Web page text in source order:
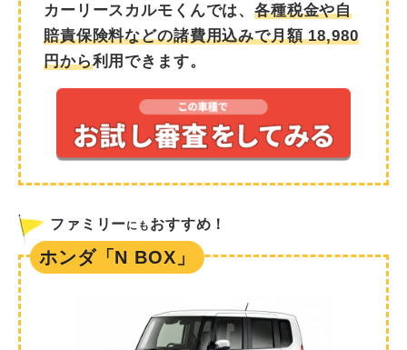
カーリースカルモくんでは、各種税金や自
賠責保険料などの諸費用込みで月額18,980
円から利用できます。
ファミリーにも おすすめ！
ホンダ「N BOX」